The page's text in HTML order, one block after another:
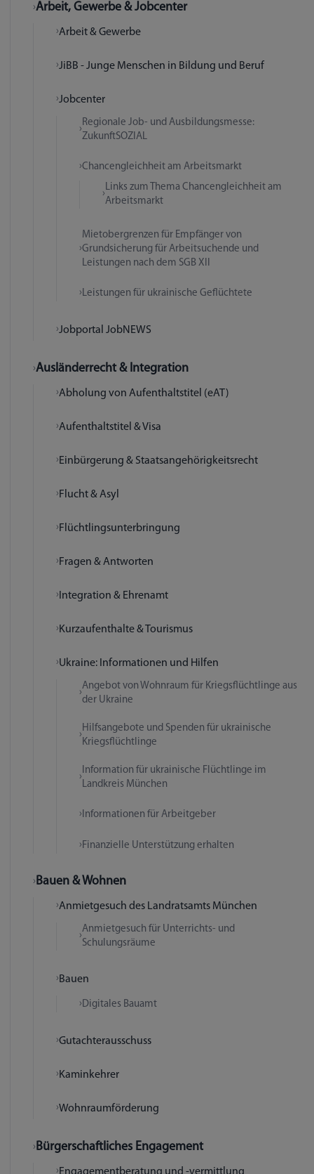
Arbeit, Gewerbe & Jobcenter
Arbeit & Gewerbe
JiBB - Junge Menschen in Bildung und Beruf
Jobcenter
Regionale Job- und Ausbildungsmesse:
ZukunftSOZIAL
Chancengleichheit am Arbeitsmarkt
Links zum Thema Chancengleichheit am
Arbeitsmarkt
Mietobergrenzen für Empfänger von
Grundsicherung für Arbeitsuchende und
Leistungen nach dem SGB XII
Leistungen für ukrainische Geflüchtete
Jobportal JobNEWS
Ausländerrecht & Integration
Abholung von Aufenthaltstitel (eAT)
Aufenthaltstitel & Visa
Einbürgerung & Staatsangehörigkeitsrecht
Flucht & Asyl
Flüchtlingsunterbringung
Fragen & Antworten
Integration & Ehrenamt
Kurzaufenthalte & Tourismus
Ukraine: Informationen und Hilfen
Angebot von Wohnraum für Kriegsflüchtlinge aus
der Ukraine
Hilfsangebote und Spenden für ukrainische
Kriegsflüchtlinge
Information für ukrainische Flüchtlinge im
Landkreis München
Informationen für Arbeitgeber
Finanzielle Unterstützung erhalten
Bauen & Wohnen
Anmietgesuch des Landratsamts München
Anmietgesuch für Unterrichts- und
Schulungsräume
Bauen
Digitales Bauamt
Gutachterausschuss
Kaminkehrer
Wohnraumförderung
Bürgerschaftliches Engagement